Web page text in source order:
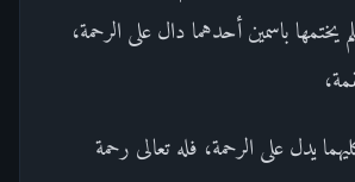
يختمها باسمين أحدهما دال على الرحمة،
يدل على الرحمة، فله تعالى رحمة